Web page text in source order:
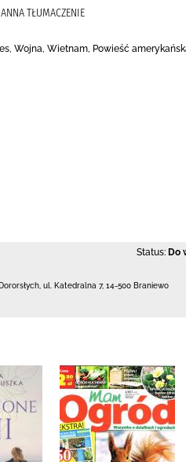
TŁUMACZENIE
Wojna, Wietnam, Powieść
Status: Do
ul. Katedralna 7, 14-500 Braniewo